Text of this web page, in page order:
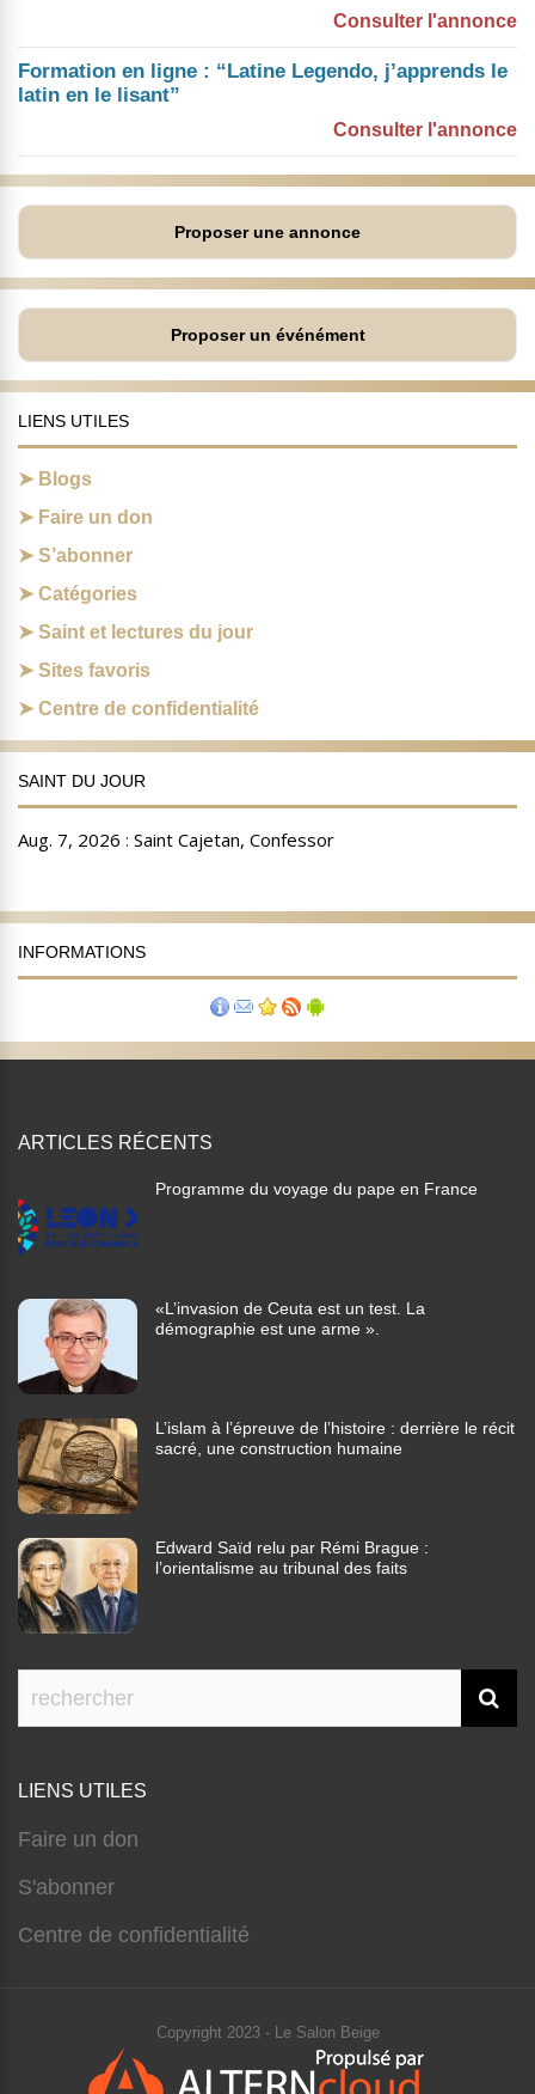
Consulter l'annonce
Formation en ligne : “Latine Legendo, j’apprends le
latin en le lisant”
Consulter l'annonce
Proposer une annonce
Proposer un événément
LIENS UTILES
Blogs
Faire un don
S’abonner
Catégories
Saint et lectures du jour
Sites favoris
Centre de confidentialité
SAINT DU JOUR
INFORMATIONS
ARTICLES RÉCENTS
Programme du voyage du pape en France
«L’invasion de Ceuta est un test. La
démographie est une arme ».
L’islam à l’épreuve de l’histoire : derrière le récit
sacré, une construction humaine
Edward Saïd relu par Rémi Brague :
l’orientalisme au tribunal des faits
LIENS UTILES
Faire un don
S'abonner
Centre de confidentialité
Copyright 2023 - Le Salon Beige